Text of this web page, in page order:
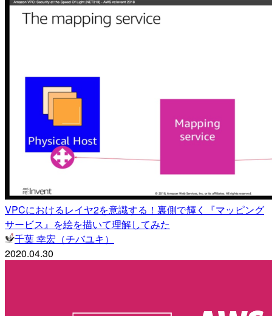
VPCにおけるレイヤ2を意識する！裏側で輝く『マッピング
サービス』を絵を描いて理解してみた
千葉 幸宏（チバユキ）
2020.04.30